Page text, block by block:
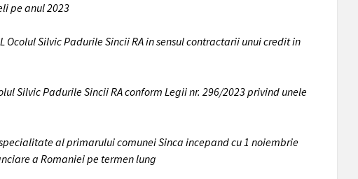
pe anul 2023
Silvic Padurile Sincii RA in sensul contractarii unui credit in
Silvic Padurile Sincii RA conform Legii nr. 296/2023 privind unele
al primarului comunei Sinca incepand cu 1 noiembrie
a Romaniei pe termen lung